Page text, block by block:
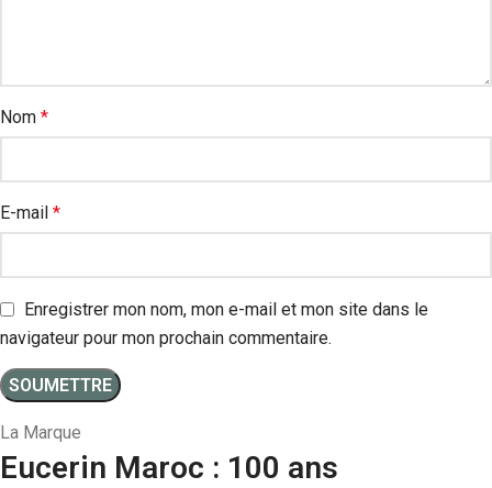
Nom *
E-mail *
Enregistrer mon nom, mon e-mail et mon site dans le
navigateur pour mon prochain commentaire.
La Marque
Eucerin Maroc : 100 ans